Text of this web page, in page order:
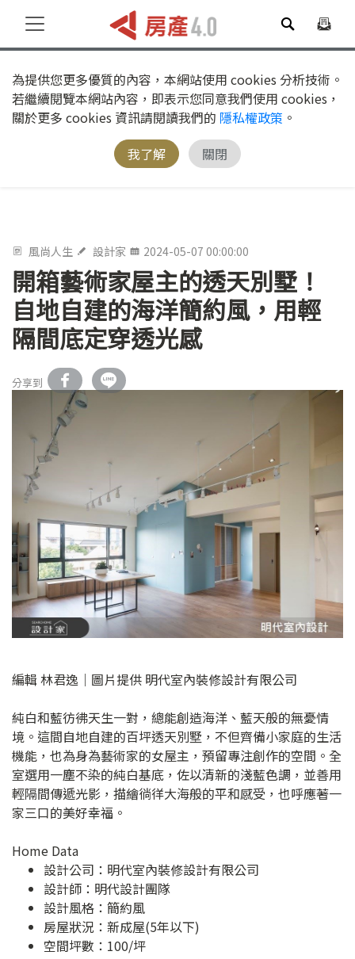
為提供您更多優質的內容，本網站使用 cookies 分析技術。
若繼續閱覽本網站內容，即表示您同意我們使用 cookies，
關於更多 cookies 資訊請閱讀我們的 隱私權政策 。
我了解
關閉
風尚人生 設計家 2024-05-07 00:00:00
開箱藝術家屋主的透天別墅！
自地自建的海洋簡約風，用輕
隔間底定穿透光感
分享到
編輯 林君逸｜圖片提供 明代室內裝修設計有限公司
純白和藍彷彿天生一對，總能創造海洋、藍天般的無憂情
境。這間自地自建的百坪透天別墅，不但齊備小家庭的生活
機能，也為身為藝術家的女屋主，預留專注創作的空間。全
室選用一塵不染的純白基底，佐以清新的淺藍色調，並善用
輕隔間傳遞光影，描繪徜徉大海般的平和感受，也呼應著一
家三口的美好幸福。
Home Data
設計公司： 明代室內裝修設計有限公司
設計師：明代設計團隊
設計風格：簡約風
房屋狀況：新成屋(5年以下)
空間坪數：100/坪